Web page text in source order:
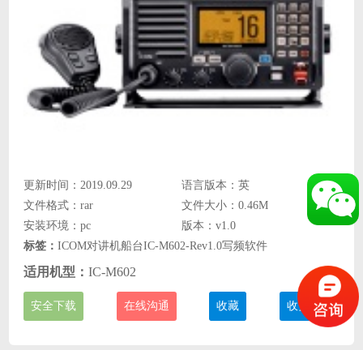
更新时间：2019.09.29
语言版本：英
文件格式：rar
文件大小：0.46M
安装环境：pc
版本：v1.0
标签：ICOM对讲机船台IC-M602-Rev1.0写频软件
适用机型：IC-M602
安全下载 在线沟通 收藏 收费说明